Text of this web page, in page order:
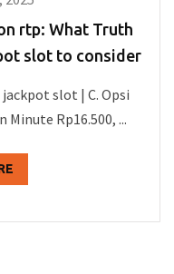
rtp: What Truth
slot to consider
slot | C. Opsi
Minute Rp16.500, ...